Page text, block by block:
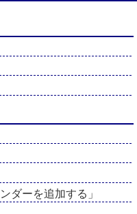
ダーを追加する」